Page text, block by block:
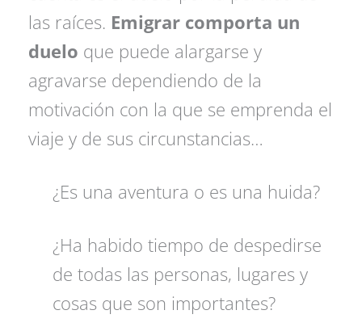
las raíces. Emigrar comporta un
duelo que puede alargarse y
agravarse dependiendo de la
motivación con la que se emprenda el
viaje y de sus circunstancias…
¿Es una aventura o es una huida?
¿Ha habido tiempo de despedirse
de todas las personas, lugares y
cosas que son importantes?